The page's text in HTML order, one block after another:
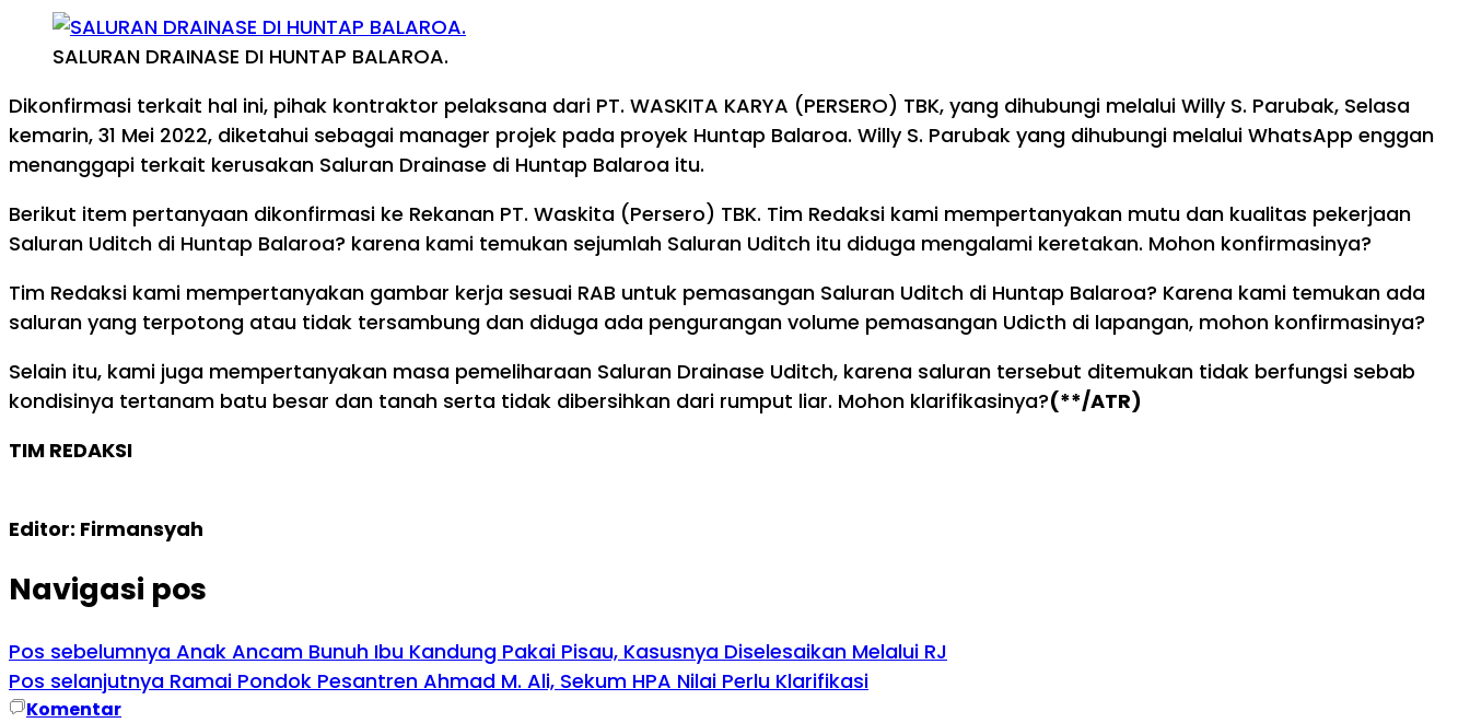
SALURAN DRAINASE DI HUNTAP BALAROA.
Dikonfirmasi terkait hal ini, pihak kontraktor pelaksana dari PT. WASKITA KARYA (PERSERO) TBK, yang dihubungi melalui Willy S. Parubak, Selasa
kemarin, 31 Mei 2022, diketahui sebagai manager projek pada proyek Huntap Balaroa. Willy S. Parubak yang dihubungi melalui WhatsApp enggan
menanggapi terkait kerusakan Saluran Drainase di Huntap Balaroa itu.
Berikut item pertanyaan dikonfirmasi ke Rekanan PT. Waskita (Persero) TBK. Tim Redaksi kami mempertanyakan mutu dan kualitas pekerjaan
Saluran Uditch di Huntap Balaroa? karena kami temukan sejumlah Saluran Uditch itu diduga mengalami keretakan. Mohon konfirmasinya?
Tim Redaksi kami mempertanyakan gambar kerja sesuai RAB untuk pemasangan Saluran Uditch di Huntap Balaroa? Karena kami temukan ada
saluran yang terpotong atau tidak tersambung dan diduga ada pengurangan volume pemasangan Udicth di lapangan, mohon konfirmasinya?
Selain itu, kami juga mempertanyakan masa pemeliharaan Saluran Drainase Uditch, karena saluran tersebut ditemukan tidak berfungsi sebab
kondisinya tertanam batu besar dan tanah serta tidak dibersihkan dari rumput liar. Mohon klarifikasinya?(**/ATR)
TIM REDAKSI
Editor: Firmansyah
Navigasi pos
Pos sebelumnya Anak Ancam Bunuh Ibu Kandung Pakai Pisau, Kasusnya Diselesaikan Melalui RJ
Pos selanjutnya Ramai Pondok Pesantren Ahmad M. Ali, Sekum HPA Nilai Perlu Klarifikasi
Komentar